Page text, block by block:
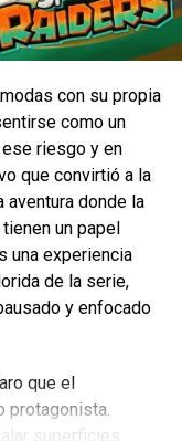
es más. No
textos… y no
el arte y la
poderosa que
Cada paso hacia
mecánica nueva
la experiencia
Comics”.
temporada es
“fuerza de la
protagonismo . Y
tiempo al
que
Wayne recupera
como detective
equilibrar
un arco
con su propia
como un
riesgo y en
que convirtió a la
aventura donde la
un papel
una experiencia
de la serie,
y enfocado
que el
protagonista.
superficies